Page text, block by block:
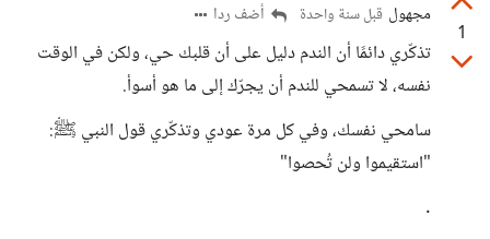
1
مجهول قبل سنة واحدة أضف ردا
تذكّري دائمًا أن الندم دليل على أن قلبك حي، ولكن في الوقت
نفسه، لا تسمحي للندم أن يجرّك إلى ما هو أسوأ.
سامحي نفسك، وفي كل مرة عودي وتذكّري قول النبي ﷺ:
"استقيموا ولن تُحصوا"
.